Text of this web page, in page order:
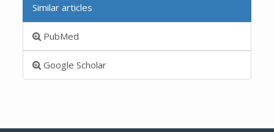
Similar articles
PubMed
Google Scholar